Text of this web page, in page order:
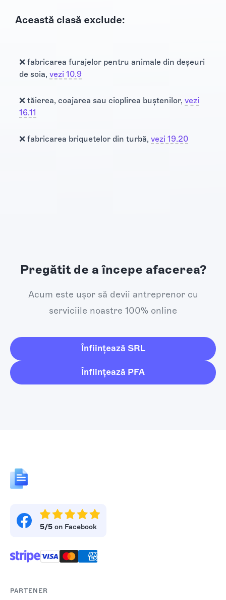
Această clasă exclude:
❌ fabricarea furajelor pentru animale din deșeuri
de soia, vezi 10.9
❌ tăierea, coajarea sau cioplirea buștenilor, vezi
16.11
❌ fabricarea briquetelor din turbă, vezi 19.20
Pregătit de a începe afacerea?
Acum este ușor să devii antreprenor cu
serviciile noastre 100% online
Înființează SRL
Înființează PFA
5/5 on Facebook
PARTENER